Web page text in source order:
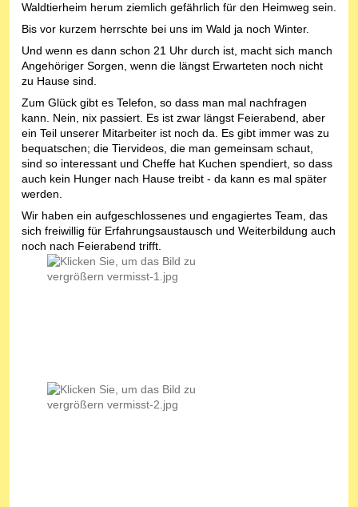
Waldtierheim herum ziemlich gefährlich für den Heimweg sein.
Bis vor kurzem herrschte bei uns im Wald ja noch Winter.
Und wenn es dann schon 21 Uhr durch ist, macht sich manch
Angehöriger Sorgen, wenn die längst Erwarteten noch nicht
zu Hause sind.
Zum Glück gibt es Telefon, so dass man mal nachfragen
kann. Nein, nix passiert. Es ist zwar längst Feierabend, aber
ein Teil unserer Mitarbeiter ist noch da. Es gibt immer was zu
bequatschen; die Tiervideos, die man gemeinsam schaut,
sind so interessant und Cheffe hat Kuchen spendiert, so dass
auch kein Hunger nach Hause treibt - da kann es mal später
werden.
Wir haben ein aufgeschlossenes und engagiertes Team, das
sich freiwillig für Erfahrungsaustausch und Weiterbildung auch
noch nach Feierabend trifft.